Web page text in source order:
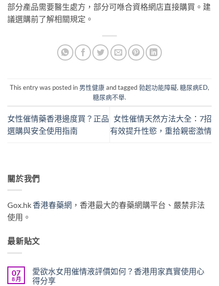
部分產品需要醫生處方，部分可喺合資格網店直接購買。建
議選購前了解相關規定。
This entry was posted in 男性健康and tagged勃起功能障礙, 糖尿病ED,
糖尿病不舉.
女性催情藥香港邊度買？正品
選購與安全使用指南
女性催情天然方法大全：7招
有效提升性慾，重拾親密激情
關於我們
Gox.hk香港春藥網 ，香港最大的春藥網購平台、嚴禁非法
使用。
最新貼文
07
8 月
愛欲水女用催情液評價如何？香港用家真實使用心
得分享